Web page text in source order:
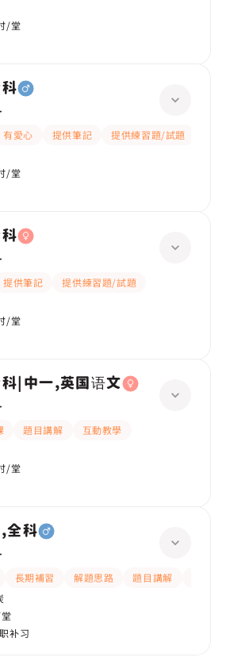
/堂
有愛心 提供筆記 提供練習題/試題
/堂
提供筆記
提供練習題/試題
/堂
|中一,英国语文
題目講解
互動教學
/堂
科
長期補習 解題思路 題目講解
补习